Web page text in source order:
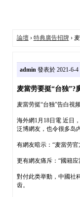
論壇› 特典廣告招牌›
admin發表於 2021-6-4
麦當劳要挺“台独”?
麦當劳挺“台独”告白視
海外網1月18日電 近日
泛博網友，也令很多岛
有網友暗示：“麦當劳官
更有網友痛斥：“國籍
對付此类举動，中國社
齿。